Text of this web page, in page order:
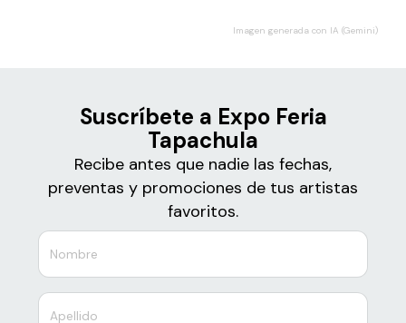
Imagen generada con IA (Gemini)
Suscríbete a Expo Feria
Tapachula
Recibe antes que nadie las fechas,
preventas y promociones de tus artistas
favoritos.